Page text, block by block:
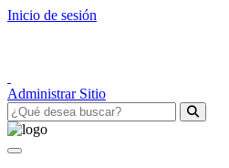
Inicio de sesión
Administrar Sitio